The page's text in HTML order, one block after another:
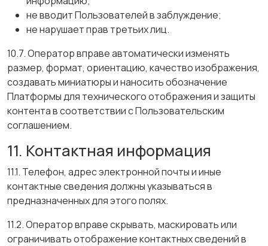
не вводит Пользователей в заблуждение;
не нарушает прав третьих лиц.
10.7. Оператор вправе автоматически изменять
размер, формат, ориентацию, качество изображения,
создавать миниатюры и наносить обозначение
Платформы для технического отображения и защиты
контента в соответствии с Пользовательским
соглашением.
11. Контактная информация
11.1. Телефон, адрес электронной почты и иные
контактные сведения должны указываться в
предназначенных для этого полях.
11.2. Оператор вправе скрывать, маскировать или
ограничивать отображение контактных сведений в